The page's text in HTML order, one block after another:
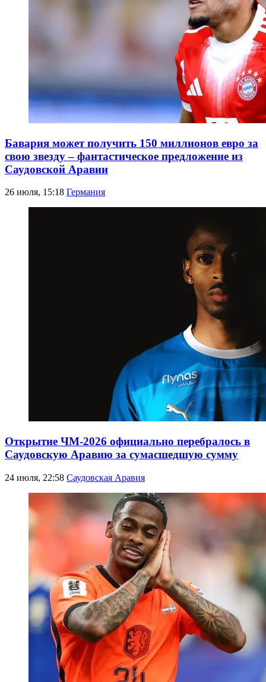
Бавария может получить 150 миллионов евро за
свою звезду – фантастическое предложение из
Саудовской Аравии
26 июля, 15:18 Германия
Открытие ЧМ-2026 официально перебралось в
Саудовскую Аравию за сумасшедшую сумму
24 июля, 22:58 Саудовская Аравия